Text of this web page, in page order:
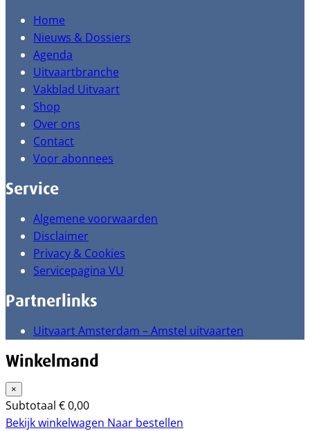
Home
Nieuws & Dossiers
Agenda
Uitvaartbranche
Vakblad Uitvaart
Shop
Over ons
Contact
Voor abonnees
Service
Algemene voorwaarden
Disclaimer
Privacy & Cookies
Servicepagina VU
Partnerlinks
Uitvaart Amsterdam – Amstel uitvaarten
Winkelmand
×
Subtotaal €0,00
Bekijk winkelwagen Naar bestellen